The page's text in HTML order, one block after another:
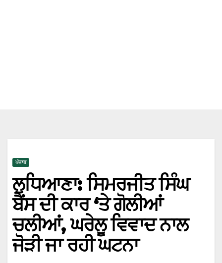
ਪੰਜਾਬ
ਲੁਧਿਆਣਾ: ਸਿਮਰਜੀਤ ਸਿੰਘ
ਬੈਂਸ ਦੀ ਕਾਰ ‘ਤੇ ਗੋਲੀਆਂ
ਚਲੀਆਂ, ਘਰੇਲੂ ਵਿਵਾਦ ਨਾਲ
ਜੋੜੀ ਜਾ ਰਹੀ ਘਟਨਾ